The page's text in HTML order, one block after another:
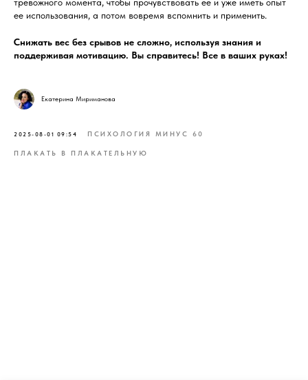
ее использования, а потом вовремя вспомнить и применить.
Снижать вес без срывов не сложно, используя знания и
поддерживая мотивацию. Вы справитесь! Все в ваших руках!
Екатерина Мириманова
2025-08-01 09:54 ПСИХОЛОГИЯ МИНУС 60
ПЛАКАТЬ В ПЛАКАТЕЛЬНУЮ